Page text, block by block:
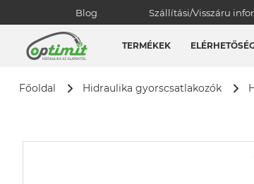
Blog Szállítási/Visszáru
TERMÉKEK
Főoldal Hidraulika gyorscsatlakozók